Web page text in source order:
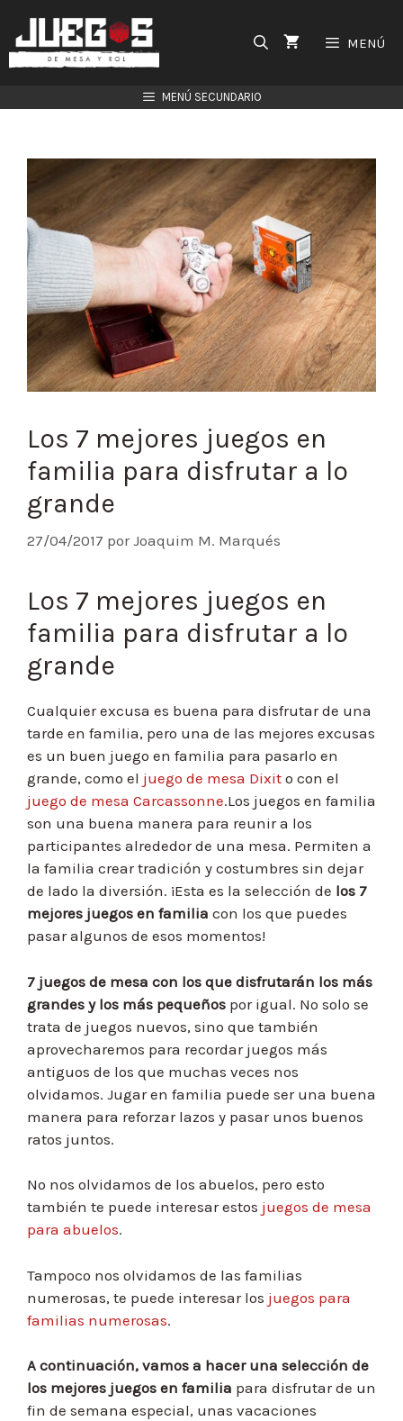
contenido
MENÚ
MENÚ SECUNDARIO
Los 7 mejores juegos en
familia para disfrutar a lo
grande
27/04/2017 porJoaquim M. Marqués
Los 7 mejores juegos en
familia para disfrutar a lo
grande
Cualquier excusa es buena para disfrutar de una
tarde en familia, pero una de las mejores excusas
es un buen juego en familia para pasarlo en
grande, como el juego de mesa Dixit o con el
juego de mesa Carcassonne.Los juegos en familia
son una buena manera para reunir a los
participantes alrededor de una mesa. Permiten a
la familia crear tradición y costumbres sin dejar
de lado la diversión. ¡Esta es la selección de los 7
mejores juegos en familia con los que puedes
pasar algunos de esos momentos!
7 juegos de mesa con los que disfrutarán los más
grandes y los más pequeños por igual. No solo se
trata de juegos nuevos, sino que también
aprovecharemos para recordar juegos más
antiguos de los que muchas veces nos
olvidamos. Jugar en familia puede ser una buena
manera para reforzar lazos y pasar unos buenos
ratos juntos.
No nos olvidamos de los abuelos, pero esto
también te puede interesar estos juegos de mesa
para abuelos.
Tampoco nos olvidamos de las familias
numerosas, te puede interesar los juegos para
familias numerosas.
A continuación, vamos a hacer una selección de
los mejores juegos en familia para disfrutar de un
fin de semana especial, unas vacaciones